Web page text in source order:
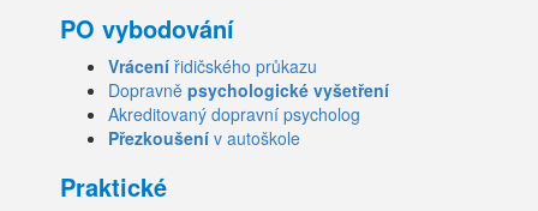
PO vybodování
Vrácení řidičského průkazu
Dopravně psychologické vyšetření
Akreditovaný dopravní psycholog
Přezkoušení v autoškole
Praktické